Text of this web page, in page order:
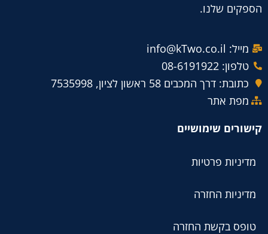
הספקים שלנו.
מייל: info@kTwo.co.il
טלפון: 08-6191922
כתובת: דרך המכבים 58 ראשון לציון, 7535998
מפת אתר
קישורים שימושיים
מדיניות פרטיות
מדיניות החזרה
טופס בקשת החזרה